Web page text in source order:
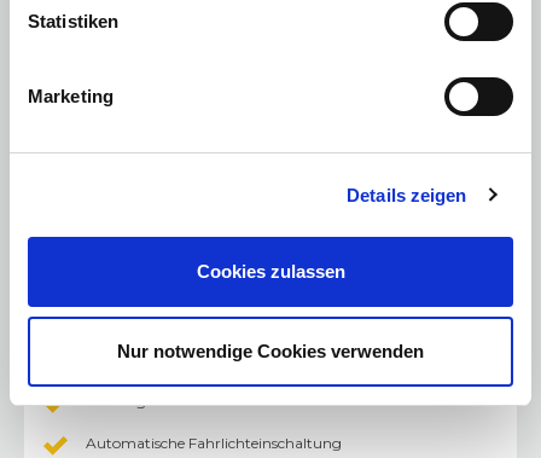
Statistiken
Marketing
Details zeigen
Cookies zulassen
Nur notwendige Cookies verwenden
Mittelarmlehne zwischen den vorderen Sitzen (nur für
7,4 kW Onboard Charger, einphasig
Mode 3-Ladekabel (Typ 2, bis 7,4 kW einphasig, 5 Meter
an öffentlichen Ladestationen
Modus „C“ zur Rückgewinnung von Energie beim
Loslassen des Gaspedals
Akustischer Fußgängerwarner (AVAS)
6 Airbags
Automatische Fahrlichteinschaltung